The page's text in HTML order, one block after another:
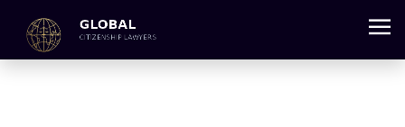
+357 25 059 684